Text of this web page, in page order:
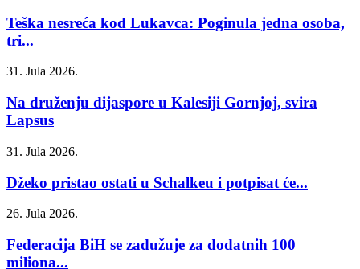
Teška nesreća kod Lukavca: Poginula jedna osoba,
tri...
31. Jula 2026.
Na druženju dijaspore u Kalesiji Gornjoj, svira
Lapsus
31. Jula 2026.
Džeko pristao ostati u Schalkeu i potpisat će...
26. Jula 2026.
Federacija BiH se zadužuje za dodatnih 100
miliona...